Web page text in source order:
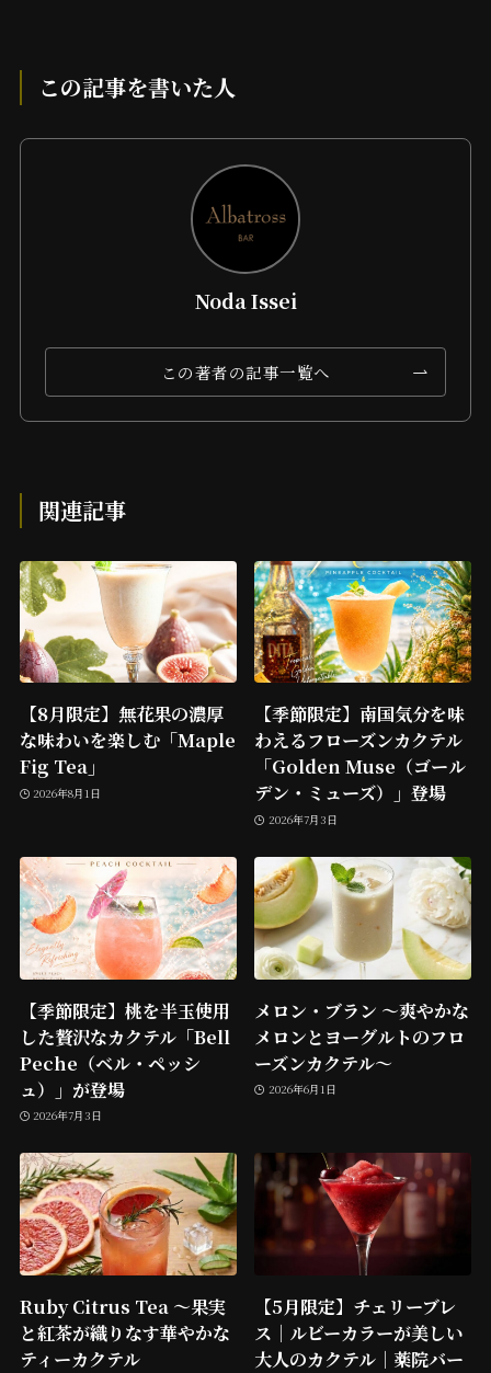
この記事を書いた人
Noda Issei
この著者の記事一覧へ
関連記事
【8月限定】無花果の濃厚
な味わいを楽しむ「Maple
Fig Tea」
2026年8月1日
【季節限定】南国気分を味
わえるフローズンカクテル
「Golden Muse（ゴール
デン・ミューズ）」登場
2026年7月3日
【季節限定】桃を半玉使用
した贅沢なカクテル「Bell
Peche（ベル・ペッシ
ュ）」が登場
2026年7月3日
メロン・ブラン ～爽やかな
メロンとヨーグルトのフロ
ーズンカクテル～
2026年6月1日
Ruby Citrus Tea ～果実
と紅茶が織りなす華やかな
ティーカクテル
【5月限定】チェリーブレ
ス｜ルビーカラーが美しい
大人のカクテル｜薬院バー